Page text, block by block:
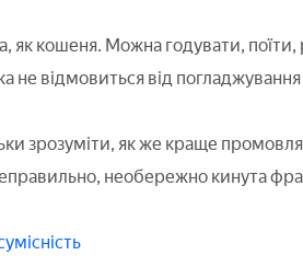
як кошеня. Можна годувати,
не відмовиться від
зрозуміти, як же краще
необережно кинута